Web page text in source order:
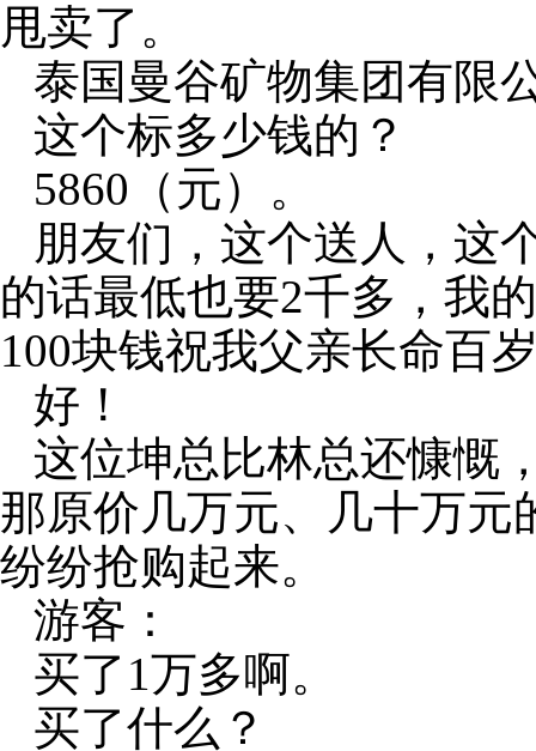
甩卖了。
泰国曼谷矿物集团有限
这个标多少钱的？
5860 （元）。
朋友们，这个送人，这
的话最低也要2千多，我
100块钱祝我父亲长命百
好！
这位坤总比林总还慷慨
那原价几万元、几十万元
纷纷抢购起来。
游客：
买了 1万多啊。
买了什么？